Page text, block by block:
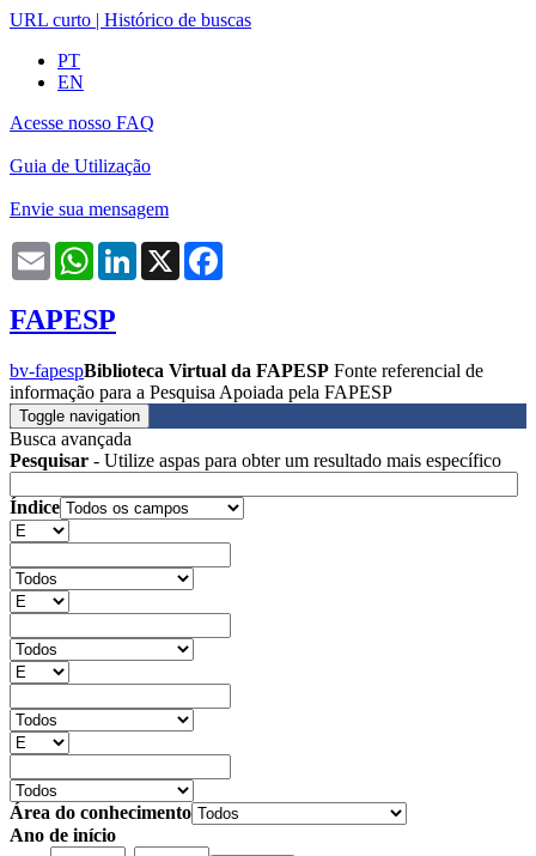
URL curto | Histórico de buscas
PT
EN
Acesse nosso FAQ
Guia de Utilização
Envie sua mensagem
Email WhatsAppLinkedIn
X
FAPESP
bv-fapespBiblioteca Virtual da FAPESP Fonte referencial de
informação para a Pesquisa Apoiada pela FAPESP
Toggle navigation
Busca avançada
Pesquisar - Utilize aspas para obter um resultado mais específico
Índice
Área do conhecimento
Ano de início